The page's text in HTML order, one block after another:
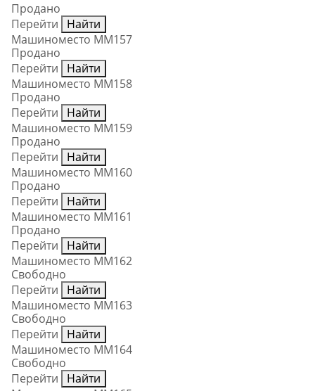
Продано
Перейти
Найти
Машиноместо ММ157
Продано
Перейти
Найти
Машиноместо ММ158
Продано
Перейти
Найти
Машиноместо ММ159
Продано
Перейти
Найти
Машиноместо ММ160
Продано
Перейти
Найти
Машиноместо ММ161
Продано
Перейти
Найти
Машиноместо ММ162
Свободно
Перейти
Найти
Машиноместо ММ163
Свободно
Перейти
Найти
Машиноместо ММ164
Свободно
Перейти
Найти